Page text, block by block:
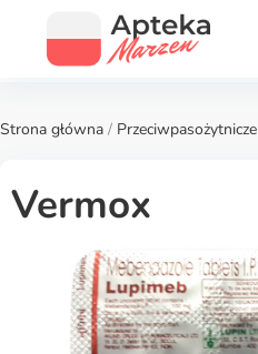
Strona główna / Przeciwpasożytnicze
Vermox